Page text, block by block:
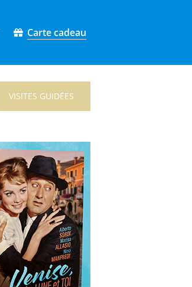
Carte cadeau
VISITES GUIDÉES